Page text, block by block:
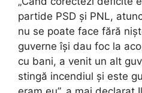
partide PSD și PNL,
nu se poate face fără
guverne își dau foc la
cu bani, a venit un alt
stingă incendiul și este